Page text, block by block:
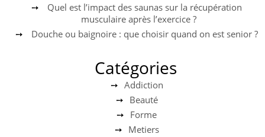
Quel est l’impact des saunas sur la récupération
musculaire après l’exercice ?
Douche ou baignoire : que choisir quand on est senior ?
Catégories
Addiction
Beauté
Forme
Metiers